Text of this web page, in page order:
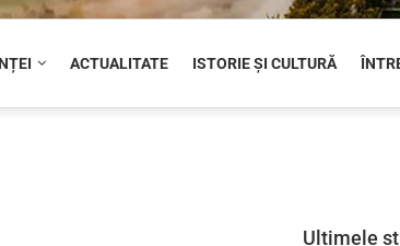
ACTUALITATE ISTORIE ȘI CULTURĂ
Ultimele